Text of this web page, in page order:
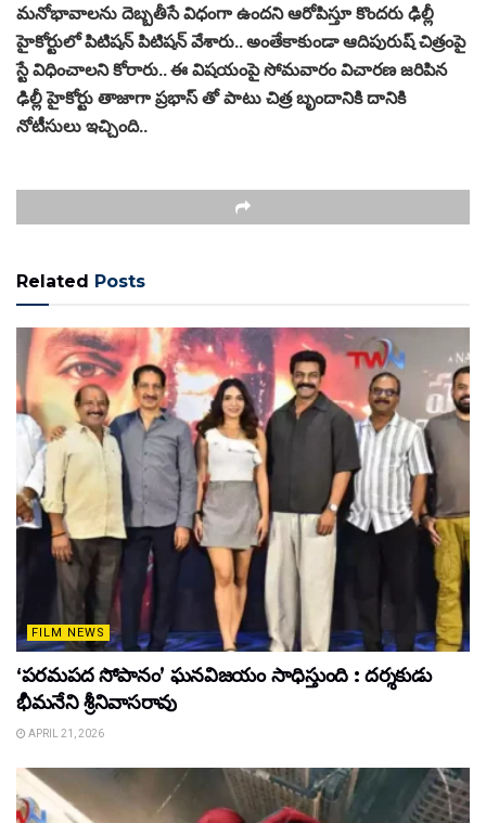
మనోభావాలను దెబ్బతీసే విధంగా ఉందని ఆరోపిస్తూ కొందరు ఢిల్లీ
హైకోర్టులో పిటిషన్ పిటిషన్ వేశారు.. అంతేకాకుండా ఆదిపురుష్ చిత్రంపై
స్టే విధించాలని కోరారు.. ఈ విషయంపై సోమవారం విచారణ జరిపిన
ఢిల్లీ హైకోర్టు తాజాగా ప్రభాస్ తో పాటు చిత్ర బృందానికి దానికి
నోటీసులు ఇచ్చింది..
Related Posts
FILM NEWS
‘పరమపద సోపానం’ ఘనవిజయం సాధిస్తుంది : దర్శకుడు
భీమనేని శ్రీనివాసరావు
APRIL 21, 2026